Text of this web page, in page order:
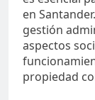
en
gestión
aspectos
propiedad